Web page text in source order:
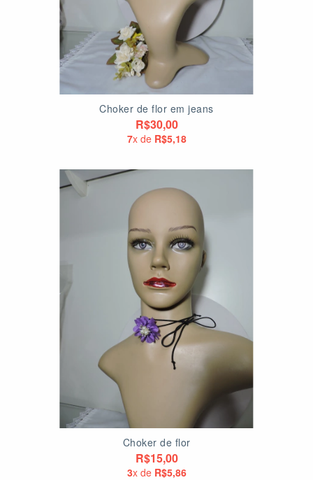
Choker de flor em jeans
R$30,00
7x de R$5,18
Choker de flor
R$15,00
3x de R$5,86